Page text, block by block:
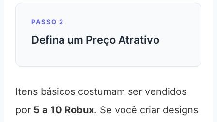
PASSO 2
Defina um Preço Atrativo
Itens básicos costumam ser vendidos
por 5 a 10 Robux. Se você criar designs